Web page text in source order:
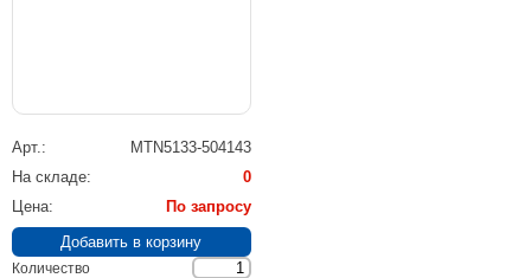
Арт.
MTN5133-504143
На складе
0
Цена
По запросу
Количество